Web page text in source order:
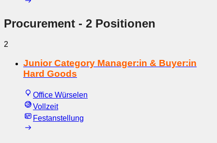
Procurement - 2 Positionen
2
Junior Category Manager:in & Buyer:in
Hard Goods
Office Würselen
Vollzeit
Festanstellung